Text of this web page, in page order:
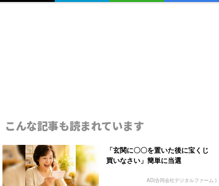
こんな記事も読まれています
「玄関に〇〇を置いた後に宝くじ
買いなさい」簡単に当選
AD(合同会社デジタルファーム )